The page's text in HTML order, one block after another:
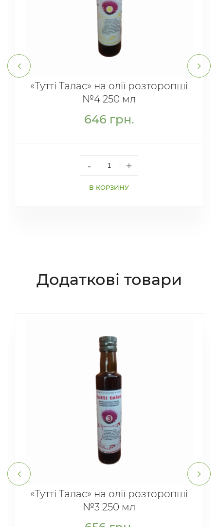
«Тутті Талас» на олії розторопші
№4 250 мл
646 грн.
- +
В КОРЗИНУ
Додаткові товари
«Тутті Талас» на олії розторопші
№3 250 мл